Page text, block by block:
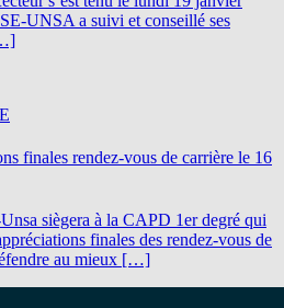
UNSA a suivi et conseillé ses
finales rendez-vous de carrière le 16
siègera à la CAPD 1er degré qui
finales des rendez-vous de
au mieux […]